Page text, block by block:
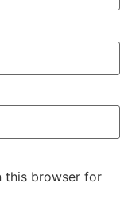
this browser for